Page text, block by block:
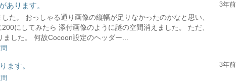
あります。
た。 おっしゃる通り画像の縦幅が足りなかったのかなと思い、
にしてみたら 添付画像のように謎の空間消えました。 ただ、
した。 何故Cocoon設定のヘッダー...
3年前
ます。 3年前